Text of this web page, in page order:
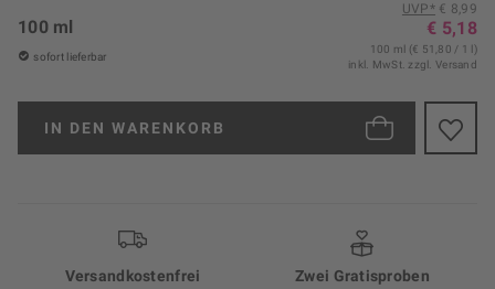
UVP* € 8,99
€ 5,18
100 ml
sofort lieferbar
100 ml (€ 51,80 / 1 l)
inkl. MwSt.zzgl. Versand
IN DEN WARENKORB
Versand­kosten­frei
Zwei Gratisproben